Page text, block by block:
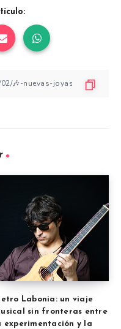
Labonia: un viaje
sin fronteras entre
experimentación y la